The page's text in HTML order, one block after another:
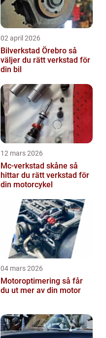
02 april 2026
Bilverkstad Örebro så
väljer du rätt verkstad för
din bil
12 mars 2026
Mc-verkstad skåne så
hittar du rätt verkstad för
din motorcykel
04 mars 2026
Motoroptimering så får
du ut mer av din motor